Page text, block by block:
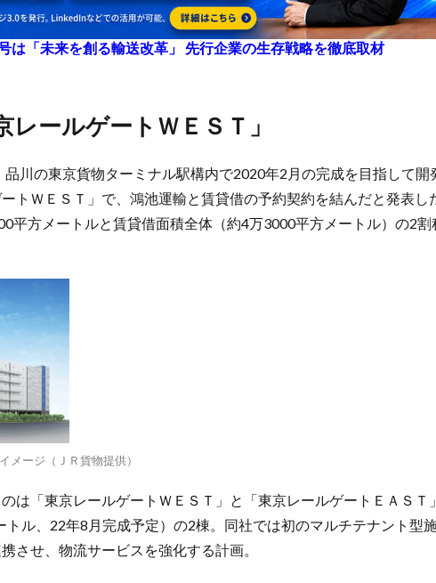
は「未来を創る輸送改革」 先行企業の生存戦略を徹底取材
レールゲートＷＥＳＴ」
川の東京貨物ターミナル駅構内で2020年2月の完成を目指して開
トＷＥＳＴ」で、鴻池運輸と賃貸借の予約契約を結んだと発表し
平方メートルと賃貸借面積全体（約4万3000平方メートル）の2割
メージ（ＪＲ貨物提供）
は「東京レールゲートＷＥＳＴ」と「東京レールゲートＥＡＳＴ」
トル、22年8月完成予定）の2棟。同社では初のマルチテナント型
させ、物流サービスを強化する計画。